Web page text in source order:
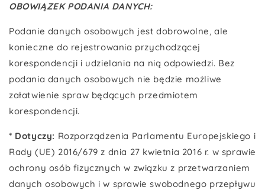
OBOWIĄZEK PODANIA DANYCH:
Podanie danych osobowych jest dobrowolne, ale
konieczne do rejestrowania przychodzącej
korespondencji i udzielania na nią odpowiedzi. Bez
podania danych osobowych nie będzie możliwe
załatwienie spraw będących przedmiotem
korespondencji.
* Dotyczy: Rozporządzenia Parlamentu Europejskiego i
Rady (UE) 2016/679 z dnia 27 kwietnia 2016 r. w sprawie
ochrony osób fizycznych w związku z przetwarzaniem
danych osobowych i w sprawie swobodnego przepływu